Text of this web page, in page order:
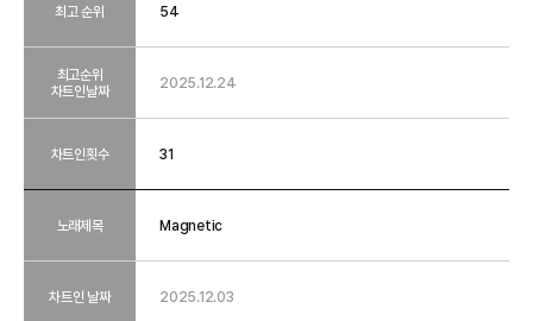
최고 순위
최고순위
차트인날짜
차트인횟수
54
2025.12.24
31
노래제목
차트인 날짜
Magnetic
2025.12.03